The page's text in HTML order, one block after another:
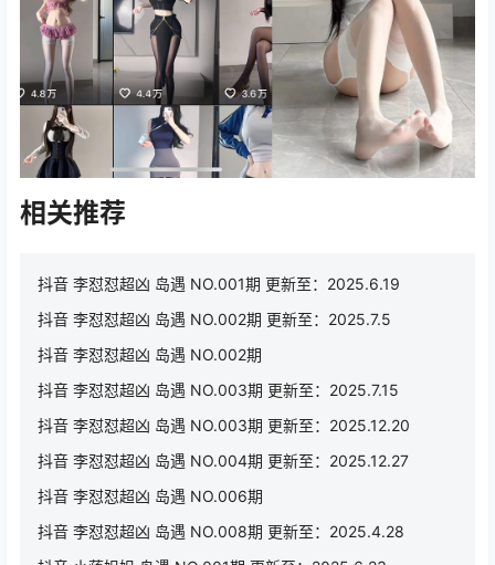
相关推荐
抖音 李怼怼超凶 岛遇 NO.001期 更新至：2025.6.19
抖音 李怼怼超凶 岛遇 NO.002期 更新至：2025.7.5
抖音 李怼怼超凶 岛遇 NO.002期
抖音 李怼怼超凶 岛遇 NO.003期 更新至：2025.7.15
抖音 李怼怼超凶 岛遇 NO.003期 更新至：2025.12.20
抖音 李怼怼超凶 岛遇 NO.004期 更新至：2025.12.27
抖音 李怼怼超凶 岛遇 NO.006期
抖音 李怼怼超凶 岛遇 NO.008期 更新至：2025.4.28